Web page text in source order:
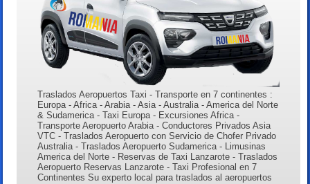
Traslados Aeropuertos Taxi - Transporte en 7 continentes :
Europa - Africa - Arabia - Asia - Australia - America del Norte
& Sudamerica - Taxi Europa - Excursiones Africa -
Transporte Aeropuerto Arabia - Conductores Privados Asia
VTC - Traslados Aeropuerto con Servicio de Chofer Privado
Australia - Traslados Aeropuerto Sudamerica - Limusinas
America del Norte - Reservas de Taxi Lanzarote - Traslados
Aeropuerto Reservas Lanzarote - Taxi Profesional en 7
Continentes Su experto local para traslados al aeropuertos